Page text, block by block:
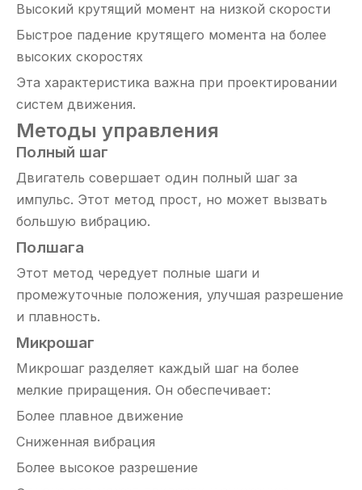
Высокий крутящий момент на низкой скорости
Быстрое падение крутящего момента на более
высоких скоростях
Эта характеристика важна при проектировании
систем движения.
Методы управления
Полный шаг
Двигатель совершает один полный шаг за
импульс. Этот метод прост, но может вызвать
большую вибрацию.
Полшага
Этот метод чередует полные шаги и
промежуточные положения, улучшая разрешение
и плавность.
Микрошаг
Микрошаг разделяет каждый шаг на более
мелкие приращения. Он обеспечивает:
Более плавное движение
Сниженная вибрация
Более высокое разрешение